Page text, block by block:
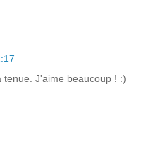
J'aime beaucoup ! :)